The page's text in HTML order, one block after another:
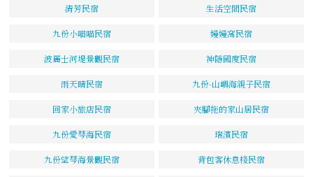
清芳民宿 生活空間民宿
九份小喵喵民宿 嫚嫚窩民宿
波麗士河堤景觀民宿 神隱國度民宿
雨天晴民宿 九份-山嶼海親子民宿
回家小旅店民宿 夾腳拖的家山居民宿
九份愛琴海民宿 瑞濱民宿
九份望琴海景觀民宿 背包客休息棧民宿